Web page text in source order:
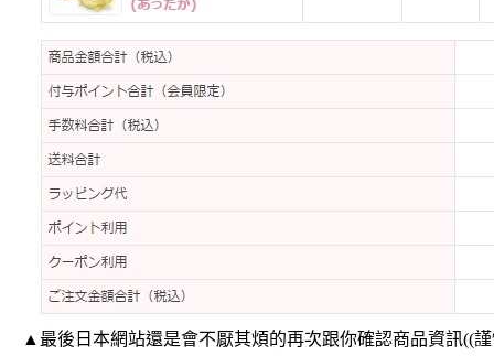
▲最後日本網站還是會不厭其煩的再次跟你確認商品資訊((謹